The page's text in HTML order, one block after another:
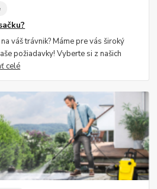
váš trávnik? Máme pre vás široký
požiadavky! Vyberte si z našich
celé